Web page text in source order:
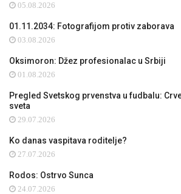
05.08.2026
01.11.2034: Fotografijom protiv zaborava
03.08.2026
Oksimoron: Džez profesionalac u Srbiji
01.08.2026
Pregled Svetskog prvenstva u fudbalu:
sveta
29.07.2026
Ko danas vaspitava roditelje?
27.07.2026
Rodos: Ostrvo Sunca
24.07.2026